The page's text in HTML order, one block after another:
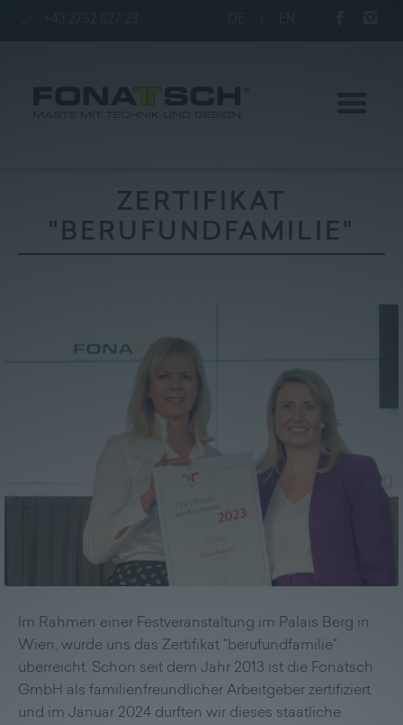
Aktuelles
Kontakt
ZERTIFIKAT
"BERUFUNDFAMILIE"
Im Rahmen einer Festveranstaltung im Palais Berg in
Wien, wurde uns das Zertifikat "berufundfamilie"
überreicht. Schon seit dem Jahr 2013 ist die Fonatsch
GmbH als familienfreundlicher Arbeitgeber zertifiziert
und im Januar 2024 durften wir dieses staatliche